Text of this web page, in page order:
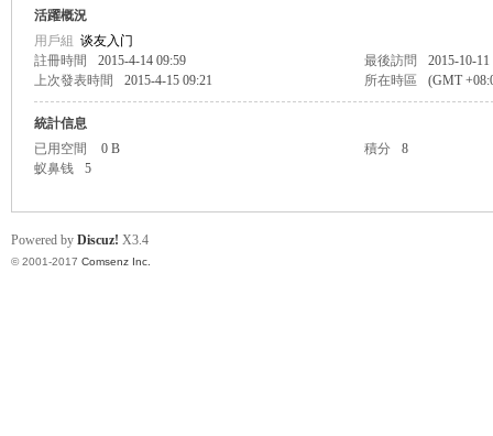
活躍概況
用戶組 谈友入门
註冊時間
2015-4-14 09:59 最後訪問
2015-10-11
上次發表時間
2015-4-15 09:21 所在時區 (GMT
統計信息
已用空間
0 B 積分
8
蚁鼻钱
5
Powered by Discuz! X3.4
© 2001-2017 Comsenz Inc.